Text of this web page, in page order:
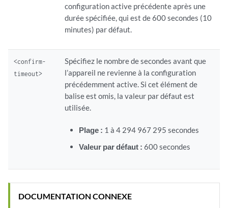
configuration active précédente après une
durée spécifiée, qui est de 600 secondes (10
minutes) par défaut.
<confirm-
timeout>
Spécifiez le nombre de secondes avant que
l’appareil ne revienne à la configuration
précédemment active. Si cet élément de
balise est omis, la valeur par défaut est
utilisée.
Plage : 1 à 4 294 967 295 secondes
Valeur par défaut : 600 secondes
DOCUMENTATION CONNEXE